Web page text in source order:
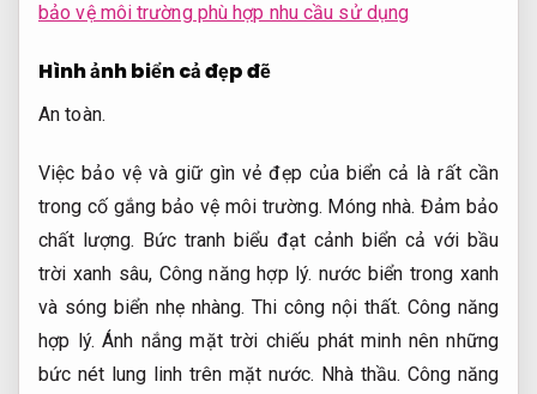
bảo vệ môi trường phù hợp nhu cầu sử dụng
Hình ảnh biển cả đẹp đẽ
An toàn.
Việc bảo vệ và giữ gìn vẻ đẹp của biển cả là rất cần
trong cố gắng bảo vệ môi trường. Móng nhà. Đảm bảo
chất lượng. Bức tranh biểu đạt cảnh biển cả với bầu
trời xanh sâu, Công năng hợp lý. nước biển trong xanh
và sóng biển nhẹ nhàng. Thi công nội thất. Công năng
hợp lý. Ánh nắng mặt trời chiếu phát minh nên những
bức nét lung linh trên mặt nước. Nhà thầu. Công năng